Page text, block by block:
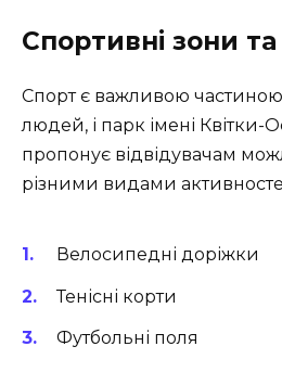
Спортивні зони та
Спорт є важливою
людей, і парк імені Квітки-
пропонує відвідувачам
різними видами
Велосипедні доріжки
Тенісні корти
Футбольні поля